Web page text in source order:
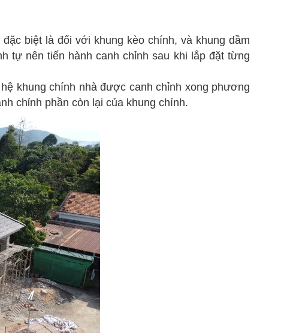
biệt là đối với khung kèo chính, và khung dầm
tự nên tiến hành canh chỉnh sau khi lắp đặt từng
khung chính nhà được canh chỉnh xong phương
chỉnh phần còn lại của khung chính.